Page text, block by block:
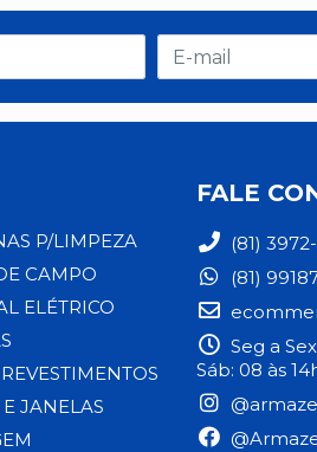
P/LIMPEZA
CAMPO
ELÉTRICO
JANELAS
FALE
(81)
(81)
Seg a
Sáb: 08 às